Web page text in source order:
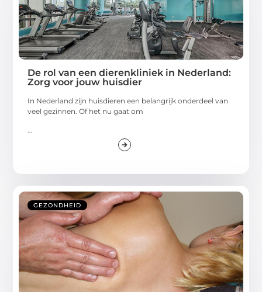
De rol van een dierenkliniek in Nederland:
Zorg voor jouw huisdier
In Nederland zijn huisdieren een belangrijk onderdeel van
veel gezinnen. Of het nu gaat om
...
GEZONDHEID